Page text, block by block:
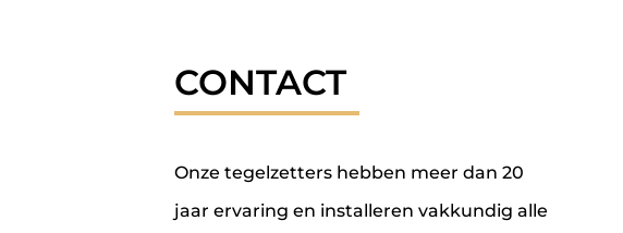
CONTACT
Onze tegelzetters hebben meer dan 20
jaar ervaring en installeren vakkundig alle